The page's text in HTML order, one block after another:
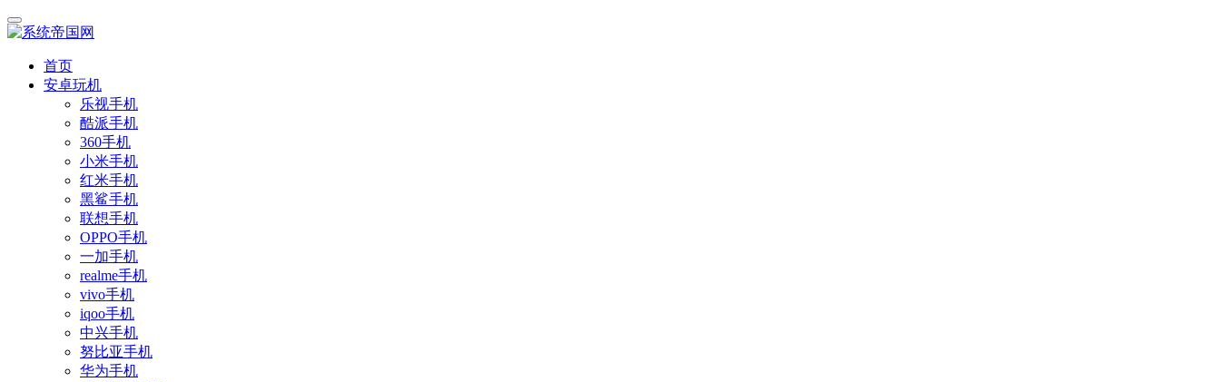
首页
安卓玩机
乐视手机
酷派手机
360手机
小米手机
红米手机
黑鲨手机
联想手机
OPPO手机
一加手机
realme手机
vivo手机
iqoo手机
中兴手机
努比亚手机
华为手机